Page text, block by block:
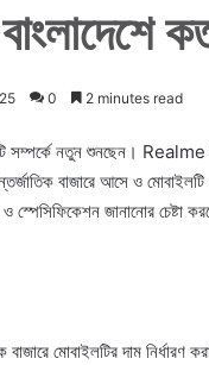
0 2 minutes read
সম্পর্কে নতুন শুনছেন।
বাজারে আসে ও
স্পেসিফিকেশন জানানোর চেষ্টা
মোবাইলটির দাম নির্ধারণ